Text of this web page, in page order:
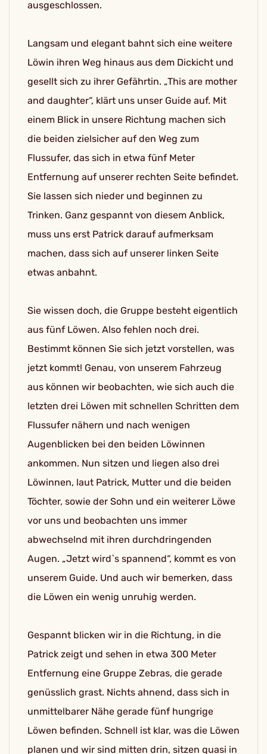
ausgeschlossen.
Langsam und elegant bahnt sich eine weitere
Löwin ihren Weg hinaus aus dem Dickicht und
gesellt sich zu ihrer Gefährtin. „This are mother
and daughter“, klärt uns unser Guide auf. Mit
einem Blick in unsere Richtung machen sich
die beiden zielsicher auf den Weg zum
Flussufer, das sich in etwa fünf Meter
Entfernung auf unserer rechten Seite befindet.
Sie lassen sich nieder und beginnen zu
Trinken. Ganz gespannt von diesem Anblick,
muss uns erst Patrick darauf aufmerksam
machen, dass sich auf unserer linken Seite
etwas anbahnt.
Sie wissen doch, die Gruppe besteht eigentlich
aus fünf Löwen. Also fehlen noch drei.
Bestimmt können Sie sich jetzt vorstellen, was
jetzt kommt! Genau, von unserem Fahrzeug
aus können wir beobachten, wie sich auch die
letzten drei Löwen mit schnellen Schritten dem
Flussufer nähern und nach wenigen
Augenblicken bei den beiden Löwinnen
ankommen. Nun sitzen und liegen also drei
Löwinnen, laut Patrick, Mutter und die beiden
Töchter, sowie der Sohn und ein weiterer Löwe
vor uns und beobachten uns immer
abwechselnd mit ihren durchdringenden
Augen. „Jetzt wird`s spannend“, kommt es von
unserem Guide. Und auch wir bemerken, dass
die Löwen ein wenig unruhig werden.
Gespannt blicken wir in die Richtung, in die
Patrick zeigt und sehen in etwa 300 Meter
Entfernung eine Gruppe Zebras, die gerade
genüsslich grast. Nichts ahnend, dass sich in
unmittelbarer Nähe gerade fünf hungrige
Löwen befinden. Schnell ist klar, was die Löwen
planen und wir sind mitten drin, sitzen quasi in